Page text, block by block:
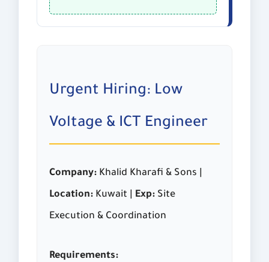
Urgent Hiring: Low
Voltage & ICT Engineer
Company: Khalid Kharafi & Sons |
Location: Kuwait | Exp: Site
Execution & Coordination
Requirements: